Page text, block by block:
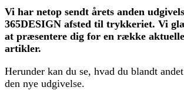
Vi har netop sendt årets anden
365DESIGN afsted til trykkeriet. Vi
at præsentere dig for en række
artikler.
Herunder kan du se, hvad du blandt
den nye udgivelse.